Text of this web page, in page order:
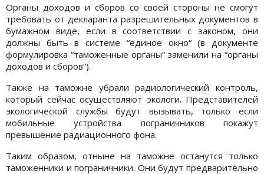
Органы доходов и сборов со своей стороны не смогут
требовать от декларанта разрешительных документов в
бумажном виде, если в соответствии с законом, они
должны быть в системе “единое окно“ (в документе
формулировка “таможенные органы“ заменили на “органы
доходов и сборов“).
Также на таможне убрали радиологический контроль,
который сейчас осуществляют экологи. Представителей
экологической службы будут вызывать, только если
мобильные устройства пограничников покажут
превышение радиационного фона.
Таким образом, отныне на таможне останутся только
таможенники и пограничники. Они будут предварительно